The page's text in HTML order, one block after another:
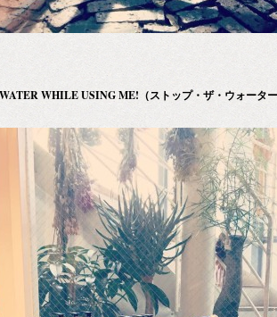
WATER WHILE USING ME!（ストップ・ザ・ウォータ